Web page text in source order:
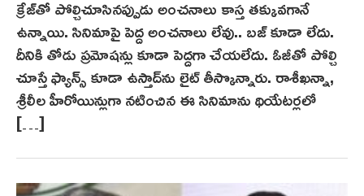
0
,
2
0
2
6
క్రేజ్‌తో పోల్చిచూసిన‌ప్పుడు అంచ‌నాలు కాస్త త‌క్కువ‌గానే
ఉన్నాయి. సినిమాపై పెద్ద అంచ‌నాలు లేవు.. బ‌జ్ కూడా లేదు.
దీనికి తోడు ప్ర‌మోష‌న్లు కూడా పెద్ద‌గా చేయ‌లేదు. ఓజీతో పోల్చి
చూస్తే ఫ్యాన్స్ కూడా ఉస్తాద్‌ను లైట్ తీస్కొన్నారు. రాశీఖ‌న్నా,
శ్రీలీల హీరోయిన్లుగా న‌టించిన ఈ సినిమాను థియేట‌ర్ల‌లో
[…]